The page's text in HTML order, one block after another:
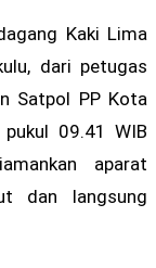
Kaki Lima
dari petugas
Satpol PP Kota
09.41 WIB
aparat
dan langsung